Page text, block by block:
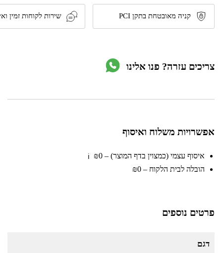
שכחת
ילדים
ברכב
-
מבית
קניה מאובטחת בתקן PCI שירות לקוחות זמין
צריכים עזרה? פנו אלינו
אפשרויות משלוח ואיסוף
איסוף עצמי (כמצוין בדף המוצר) – ₪0 ℹ️
הובלה לבית הלקוח – ₪0
פרטים נוספים
דגם